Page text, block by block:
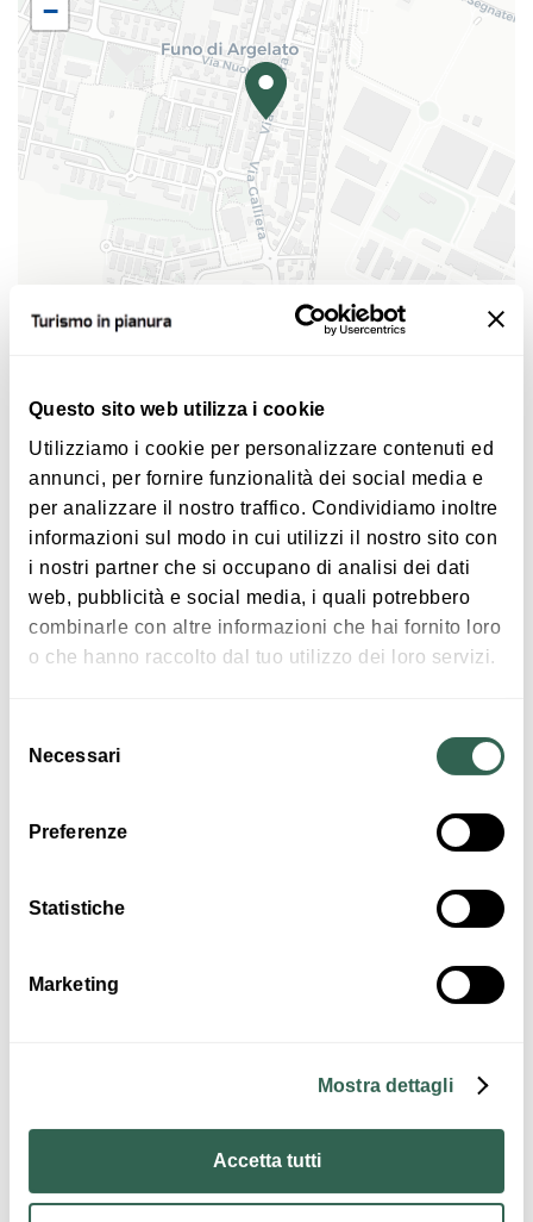
Questo sito web utilizza i cookie
Utilizziamo i cookie per personalizzare contenuti ed
annunci, per fornire funzionalità dei social media e
per analizzare il nostro traffico. Condividiamo inoltre
informazioni sul modo in cui utilizzi il nostro sito con
i nostri partner che si occupano di analisi dei dati
web, pubblicità e social media, i quali potrebbero
combinarle con altre informazioni che hai fornito loro
o che hanno raccolto dal tuo utilizzo dei loro servizi.
delNecessari
Preferenze
Statistiche
Marketing
Mostra dettagli
Accetta tutti
Dalle ore 17.00spettacolo itinerante
lungo la via
Galliera.
−
Fiera d'Autunno a Funo di Argelato
Argelato
COME ARRIVARE
Ingresso
gratuito
Approfondimenti
Orari
Contatti